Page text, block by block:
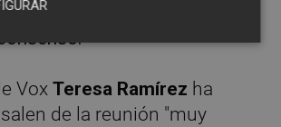
ha pedido seguir trabajando
VoxTeresa Ramírez ha
de la reunión "muy